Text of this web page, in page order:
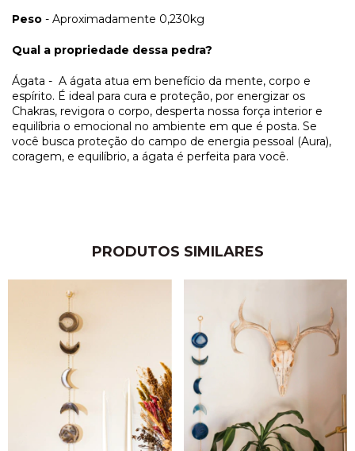
Peso - Aproximadamente 0,230kg
Qual a propriedade dessa pedra?
Ágata - A ágata atua em benefício da mente, corpo e
espírito. É ideal para cura e proteção, por energizar os
Chakras, revigora o corpo, desperta nossa força interior e
equilíbria o emocional no ambiente em que é posta. Se
você busca proteção do campo de energia pessoal (Aura),
coragem, e equilíbrio, a ágata é perfeita para você.
PRODUTOS SIMILARES